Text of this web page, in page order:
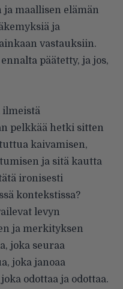
maallisen elämän
ja
vastauksiin.
päätetty, ja jos,
ilmeistä
pelkkää hetki sitten
kaivamisen,
ja sitä kautta
ironisesti
kontekstissa?
levyn
ja merkityksen
joka seuraa
joka janoaa
odottaa ja odottaa.